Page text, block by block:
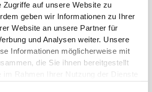
Zugriffe auf unsere Website zu
geben wir Informationen zu Ihrer
Website an unsere Partner für
und Analysen weiter. Unsere
Informationen möglicherweise mit
die Sie ihnen bereitgestellt
im Rahmen Ihrer Nutzung der Dienste